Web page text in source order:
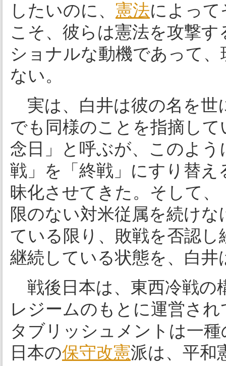
したいのに、 憲法によっ
こそ、彼らは憲法を攻撃
ショナルな動機であって
ない。
実は、白井は彼の名を世
でも同様のことを指摘し
念日」と呼ぶが、このよ
戦」を「終戦」にすり替
昧化させてきた。そして
限のない対米従属を続け
ている限り、敗戦を否認
継続している状態を、白
戦後日本は、東西冷戦の
レジームのもとに運営さ
タブリッシュメントは一
日本の保守改憲派は、平和